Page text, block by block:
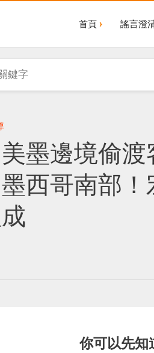
首頁 謠言澄
美墨邊境偷
西哥南部
你可以先知